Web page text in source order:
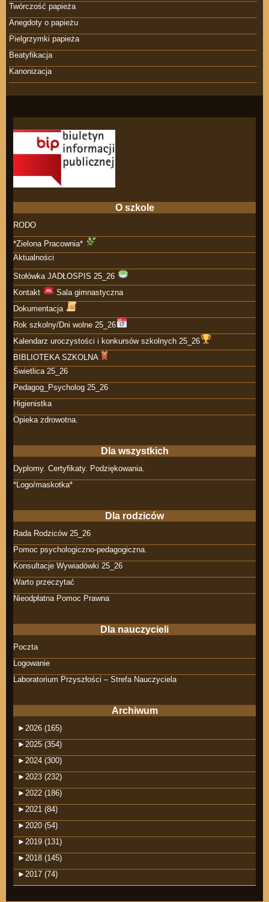
Twórczość papieża
Anegdoty o papieżu
Pielgrzymki papieża
Beatyfikacja
Kanonizacja
O szkole
RODO
*Zielona Pracownia*
Aktualności
Stołówka JADŁOSPIS 25_26
Kontakt
Sala gimnastyczna
Dokumentacja
Rok szkolny/Dni wolne 25_26
Kalendarz uroczystości i konkursów szkolnych 25_26
BIBLIOTEKA SZKOLNA
Świetlica 25_26
Pedagog_Psycholog 25_26
Higienistka
Opieka zdrowotna.
Dla wszystkich
Dyplomy. Certyfikaty. Podziękowania.
*Logo/maskotka*
Dla rodziców
Rada Rodziców 25_26
Pomoc psychologiczno-pedagogiczna.
Konsultacje Wywiadówki 25_26
Warto przeczytać
Nieodpłatna Pomoc Prawna
Dla nauczycieli
Poczta
Logowanie
Laboratorium Przyszłości – Strefa Nauczyciela
Archiwum
► 2026 (165)
► 2025 (354)
► 2024 (300)
► 2023 (232)
► 2022 (186)
► 2021 (84)
► 2020 (54)
► 2019 (131)
► 2018 (145)
► 2017 (74)